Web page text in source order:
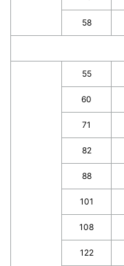
58
55
60
71
82
88
101
108
122